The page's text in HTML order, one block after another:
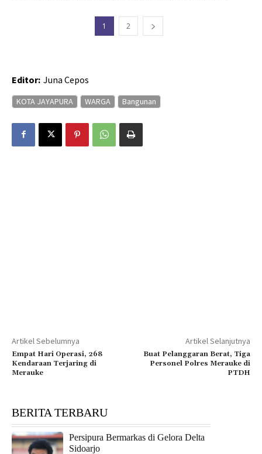
1 2
Editor: Juna Cepos
KOTA JAYAPURA WARGA Bangunan
Artikel Sebelumnya
Empat Hari Operasi, 268
Kendaraan Terjaring di
Merauke
Artikel Selanjutnya
Buat Pelanggaran Berat, Tiga
Personel Polres Merauke di
PTDH
BERITA TERBARU
Persipura Bermarkas di Gelora Delta
Sidoarjo